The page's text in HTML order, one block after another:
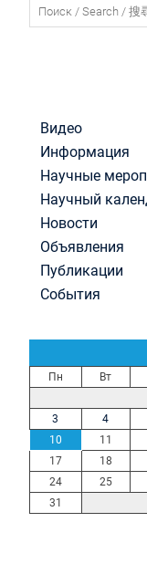
Видео
Информация
Научные
Научный
Новости
Объявления
Публикации
События
Пн Вт
3
4
10
11
17
18
24
25
31